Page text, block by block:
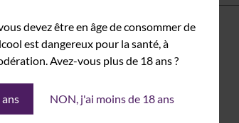
devez être en âge de consommer de
est dangereux pour la santé, à
Avez-vous plus de 18 ans ?
NON, j'ai moins de 18 ans